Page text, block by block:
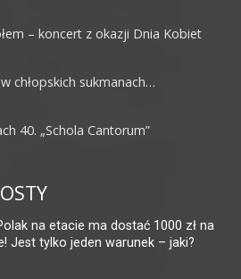
– koncert z okazji Dnia Kobiet
chłopskich sukmanach…
40. „Schola Cantorum”
na etacie ma dostać 1000 zł na
Jest tylko jeden warunek – jaki?